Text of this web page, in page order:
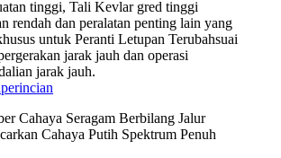
tinggi, Tali Kevlar gred tinggi
rendah dan peralatan penting lain yang
untuk Peranti Letupan Terubahsuai
jarak jauh dan operasi
jarak jauh.
perincian